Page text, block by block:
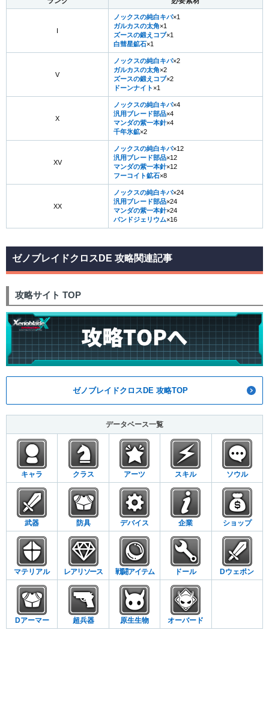
ノックスの純白キバ×1
ガルカスの太角×1
ズースの鍛えコブ×1
白彗星鉱石×1
V
ノックスの純白キバ×2
ガルカスの太角×2
ズースの鍛えコブ×2
ドーンナイト ×1
X
ノックスの純白キバ×4
汎用ブレード部品×4
マンダの紫一本針×4
千年氷鉱×2
XV
ノックスの純白キバ×12
汎用ブレード部品×12
マンダの紫一本針×12
フーコイト鉱石×8
XX
ノックスの純白キバ×24
汎用ブレード部品×24
マンダの紫一本針×24
バンドジェリウム×16
ゼノブレイドクロスDE 攻略関連記事
攻略サイト TOP
ゼノブレイドクロスDE 攻略TOP
データベース一覧
キャラ クラス アーツ スキル ソウル
武器 防具 デバイス 企業 ショップ
マテリアル レアリソース 戦闘アイテム ドール Dウェポン
Dアーマー 超兵器 原生生物 オーバード